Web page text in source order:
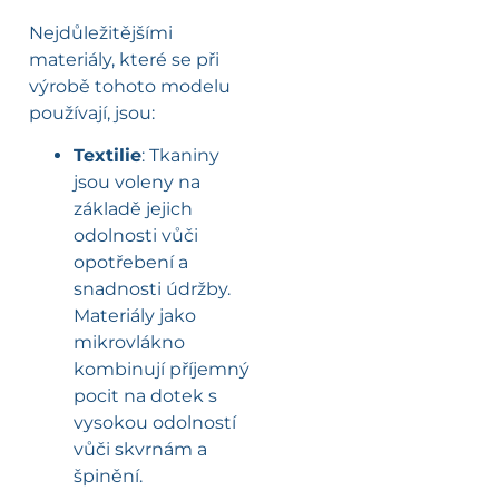
Nejdůležitějšími
materiály, které se při
výrobě tohoto modelu
používají, jsou:
Textilie: Tkaniny
jsou voleny na
základě jejich
odolnosti vůči
opotřebení a
snadnosti údržby.
Materiály jako
mikrovlákno
kombinují příjemný
pocit na dotek s
vysokou odolností
vůči skvrnám a
špinění.